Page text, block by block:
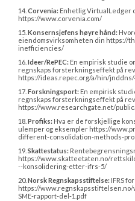
14. Corvenia: Enhetlig VirtualLedger
https://www.corvenia.com/
15. Konsernsjefens høyre hånd:
eiendomsvirksomheten din https://
inefficiencies/
16. Ideer/RePEC: En empirisk studie
regnskaps forsterkningseffekt på
https://ideas.repec.org/a/hin/jnddns/
17. Forskningsport: En empirisk
regnskaps forsterkningseffekt på
https://www.researchgate.net/
18. Profiks: Hva er de forskjellige
ulemper og eksempler https://
different-consolidation-methods-
19. Skattestatus:
https://www.skatteetaten.no/
--konsolidering-etter-ifrs-5/
20. Norsk Regnskapsstiftelse: IFRS
https://www.regnskapsstiftelsen.no/
SME-rapport-del-1.pdf